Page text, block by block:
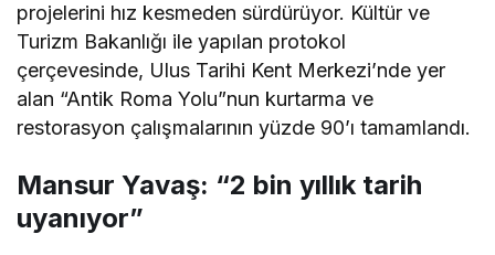
projelerini hız kesmeden sürdürüyor. Kültür ve
Turizm Bakanlığı ile yapılan protokol
çerçevesinde, Ulus Tarihi Kent Merkezi’nde yer
alan “Antik Roma Yolu”nun kurtarma ve
restorasyon çalışmalarının yüzde 90’ı tamamlandı.
Mansur Yavaş: “2 bin yıllık tarih
uyanıyor”